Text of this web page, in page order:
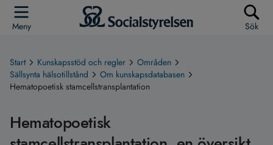
Meny Sök
Start Kunskapsstöd och regler
Områden
Sällsynta hälsotillstånd
Om kunskapsdatabasen
Hematopoetisk stamcellstransplantation
Hematopoetisk